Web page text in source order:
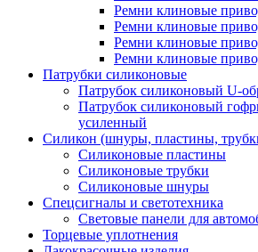
Ремни клиновые
Ремни клиновые
Ремни клиновые
Ремни клиновые
Патрубки силиконовые
Патрубок силиконовый U-
Патрубок силиконовый
усиленный
Силикон (шнуры, пластины,
Силиконовые пластины
Силиконовые трубки
Силиконовые шнуры
Спецсигналы и светотехника
Световые панели для
Торцевые уплотнения